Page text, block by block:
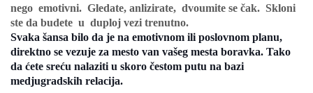
nego emotivni. Gledate, anlizirate, dvoumite se čak. Skloni
ste da budete u duploj vezi trenutno.
Svaka šansa bilo da je na emotivnom ili poslovnom planu,
direktno se vezuje za mesto van vašeg mesta boravka. Tako
da ćete sreću nalaziti u skoro čestom putu na bazi
medjugradskih relacija.